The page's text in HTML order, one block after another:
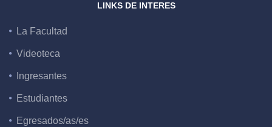
LINKS DE INTERES
La Facultad
Videoteca
Ingresantes
Estudiantes
Egresados/as/es